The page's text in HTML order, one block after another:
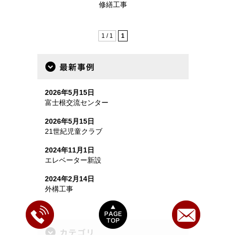
修繕工事
1 / 1 1
富士根交流センター
2026年5月15日
21世紀児童クラブ
2026年5月15日
エレベーター新設
2024年11月1日
外構工事
2024年2月14日
カテゴリー
0544260010